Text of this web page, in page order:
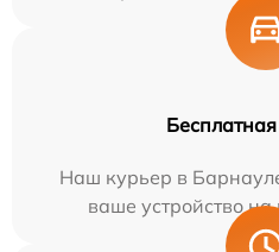
Наш курьер в
ваше устройство